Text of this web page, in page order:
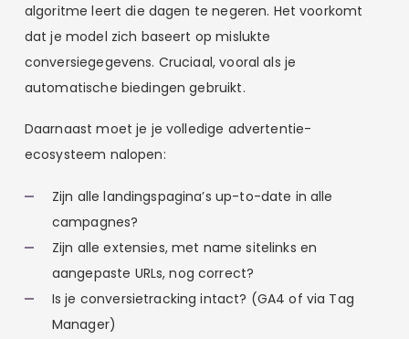
algoritme leert die dagen te negeren. Het voorkomt
dat je model zich baseert op mislukte
conversiegegevens. Cruciaal, vooral als je
automatische biedingen gebruikt.
Daarnaast moet je je volledige advertentie-
ecosysteem nalopen:
Zijn alle landingspagina’s up-to-date in alle
campagnes?
Zijn alle extensies, met name sitelinks en
aangepaste URLs, nog correct?
Is je conversietracking intact? (GA4 of via Tag
Manager)